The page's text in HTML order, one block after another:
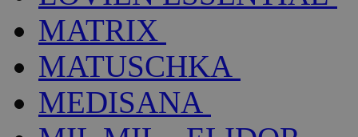
MATRIX
MATUSCHKA
MEDISANA